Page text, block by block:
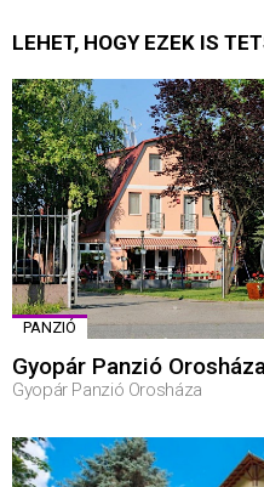
LEHET, HOGY EZEK IS
PANZIÓ
Gyopár Panzió
Gyopár Panzió Orosháza